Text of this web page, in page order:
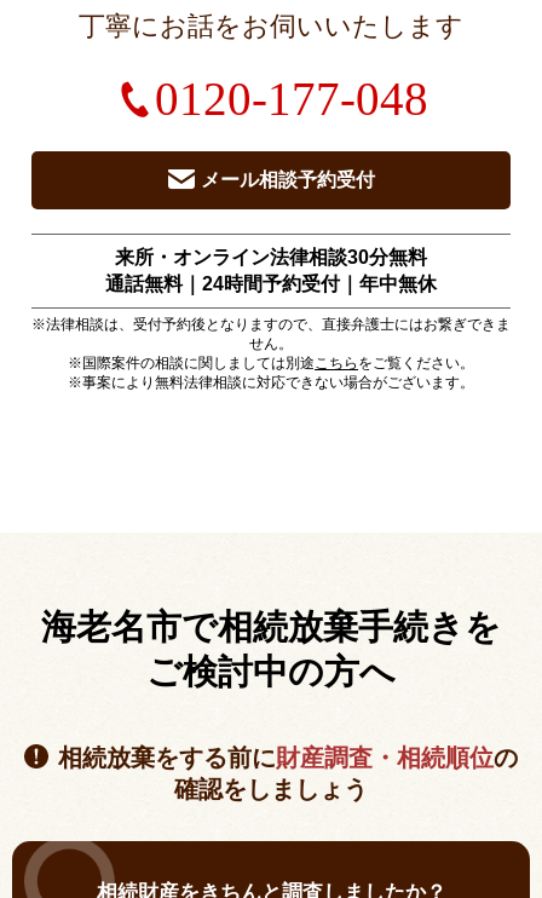
丁寧にお話をお伺いいたします
0120-177-048
メール相談予約受付
来所・オンライン法律相談30分無料
通話無料｜24時間予約受付｜ 年中無休
※法律相談は、受付予約後となりますので、直接弁護士にはお繋ぎできま
せん。
※国際案件の相談に関しましては別途こちら をご覧ください。
※事案により無料法律相談に対応できない場合がございます。
海老名市で相続放棄手続きを
ご検討中の方へ
相続放棄をする前に財産調査・相続順位の
確認をしましょう
相続財産をきちんと調査しましたか？